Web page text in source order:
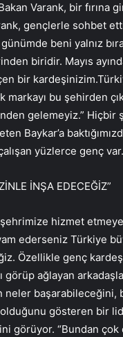
Varank, bir fırına
gençlerle sohbet
beni yalnız
biridir. Mayıs
bir
markayı bu
gelemeyiz.” Hiçbir
Baykar’a
yüzlerce genç
İNŞA EDECEĞİZ”
hizmet
ederseniz Türkiye
Özellikle genç
görüp ağlayan
neler
gösteren bir
görüyor. “Bundan çok